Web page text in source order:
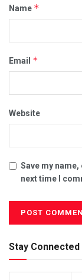
Name *
Email *
Website
Save my
next time I
Stay